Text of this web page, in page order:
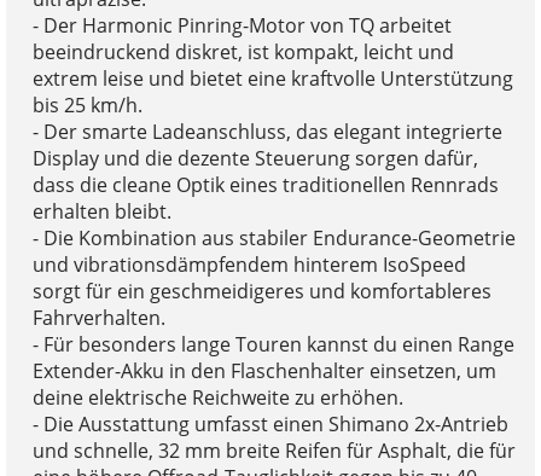
- Der Harmonic Pinring-Motor von TQ arbeitet
beeindruckend diskret, ist kompakt, leicht und
extrem leise und bietet eine kraftvolle Unterstützung
bis 25 km/h.
- Der smarte Ladeanschluss, das elegant integrierte
Display und die dezente Steuerung sorgen dafür,
dass die cleane Optik eines traditionellen Rennrads
erhalten bleibt.
- Die Kombination aus stabiler Endurance-Geometrie
und vibrationsdämpfendem hinterem IsoSpeed
sorgt für ein geschmeidigeres und komfortableres
Fahrverhalten.
- Für besonders lange Touren kannst du einen Range
Extender-Akku in den Flaschenhalter einsetzen, um
deine elektrische Reichweite zu erhöhen.
- Die Ausstattung umfasst einen Shimano 2x-Antrieb
und schnelle, 32 mm breite Reifen für Asphalt, die für